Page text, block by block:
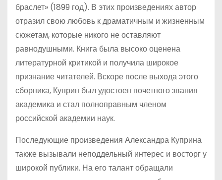
браслет» (1899 год). В этих произведениях автор
отразил свою любовь к драматичным и жизненным
сюжетам, которые никого не оставляют
равнодушными. Книга была высоко оценена
литературной критикой и получила широкое
признание читателей. Вскоре после выхода этого
сборника, Куприн был удостоен почетного звания
академика и стал полноправным членом
российской академии наук.
Последующие произведения Александра Куприна
также вызывали неподдельный интерес и восторг у
широкой публики. На его талант обращали